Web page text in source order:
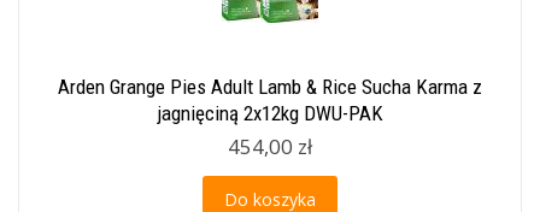
Arden Grange Pies Adult Lamb & Rice Sucha Karma z
jagnięciną 2x12kg DWU-PAK
454,00 zł
Do koszyka